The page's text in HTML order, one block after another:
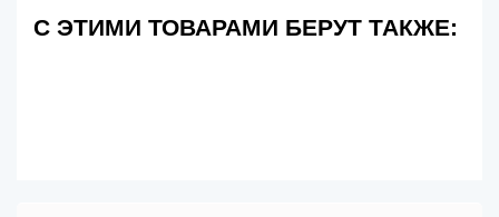
С ЭТИМИ ТОВАРАМИ БЕРУТ ТАКЖЕ: